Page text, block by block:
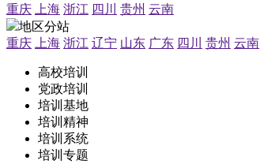
重庆
上海 浙江 四川 贵州 云南
地区分站
重庆
上海 浙江 辽宁 山东 广东 四川 贵州 云南
高校培训
党政培训
培训基地
培训精神
培训系统
培训专题